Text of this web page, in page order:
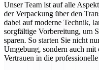
Unser Team ist auf alle
der Verpackung über den
dabei auf moderne Technik,
sorgfältige Vorbereitung, um
sparen. So starten Sie nicht
Umgebung, sondern auch
Vertrauen in die